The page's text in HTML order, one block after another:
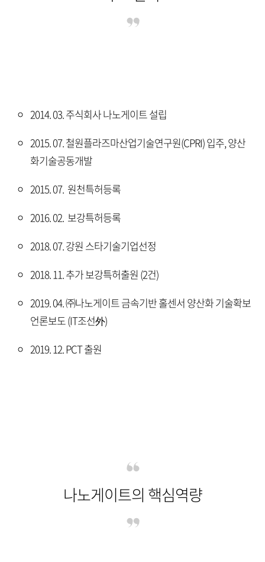
2014. 03. 주식회사 나노게이트 설립
2015. 07. 철원플라즈마산업기술연구원(CPRI) 입주, 양산
화기술공동개발
2015. 07. 원천특허등록
2016. 02. 보강특허등록
2018. 07. 강원 스타기술기업선정
2018. 11. 추가 보강특허출원 (2건)
2019. 04. ㈜나노게이트 금속기반 홀센서 양산화 기술확보
언론보도 (IT조선外)
2019. 12. PCT 출원
나노게이트의 핵심역량